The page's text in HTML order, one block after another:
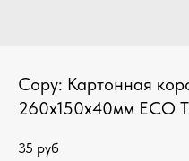
Copy: Картонная
260х150х40мм ECO
35 руб